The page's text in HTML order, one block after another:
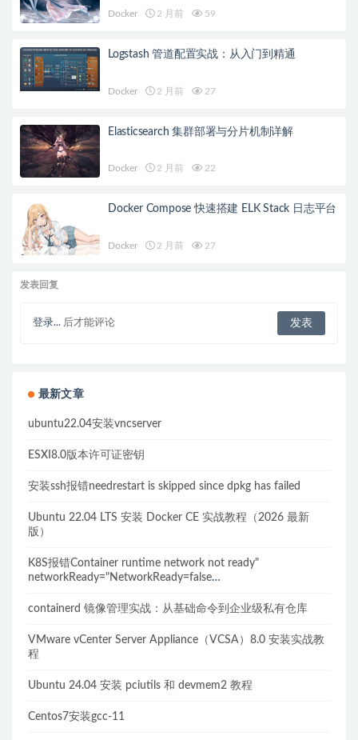
Docker 2 月前 59
Logstash 管道配置实战：从入门到精通
Docker 2 月前 27
Elasticsearch 集群部署与分片机制详解
Docker 2 月前 22
Docker Compose 快速搭建 ELK Stack 日志平台
Docker 2 月前 27
发表回复
登录... 后才能评论
最新文章
ubuntu22.04安装vncserver
ESXI8.0版本许可证密钥
安装ssh报错needrestart is skipped since dpkg has failed
Ubuntu 22.04 LTS 安装 Docker CE 实战教程（2026 最新
版）
K8S报错Container runtime network not ready"
networkReady="NetworkReady=false
containerd 镜像管理实战：从基础命令到企业级私有仓库
VMware vCenter Server Appliance（VCSA）8.0 安装实战教
程
Ubuntu 24.04 安装 pciutils 和 devmem2 教程
Centos7安装gcc-11